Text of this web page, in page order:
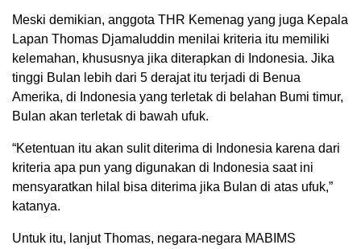
Meski demikian, anggota THR Kemenag yang juga Kepala
Lapan Thomas Djamaluddin menilai kriteria itu memiliki
kelemahan, khususnya jika diterapkan di Indonesia. Jika
tinggi Bulan lebih dari 5 derajat itu terjadi di Benua
Amerika, di Indonesia yang terletak di belahan Bumi timur,
Bulan akan terletak di bawah ufuk.
“Ketentuan itu akan sulit diterima di Indonesia karena dari
kriteria apa pun yang digunakan di Indonesia saat ini
mensyaratkan hilal bisa diterima jika Bulan di atas ufuk,”
katanya.
Untuk itu, lanjut Thomas, negara-negara MABIMS